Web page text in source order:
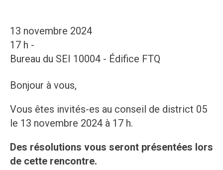
13 novembre 2024
17 h -
Bureau du SEI 10004 - Édifice FTQ
Bonjour à vous,
Vous êtes invités-es au conseil de district 05
le 13 novembre 2024 à 17 h.
Des résolutions vous seront présentées lors
de cette rencontre.